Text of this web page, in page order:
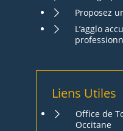
Proposez
L’agglo
Liens Utiles
Office de
Occitane